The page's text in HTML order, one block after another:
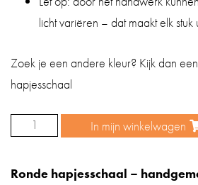
licht variëren – dat maakt elk stuk
Zoek je een andere kleur? Kijk dan
hapjesschaal
Hapjesschaal In mijn winkelwagen
Ronde hapjesschaal –